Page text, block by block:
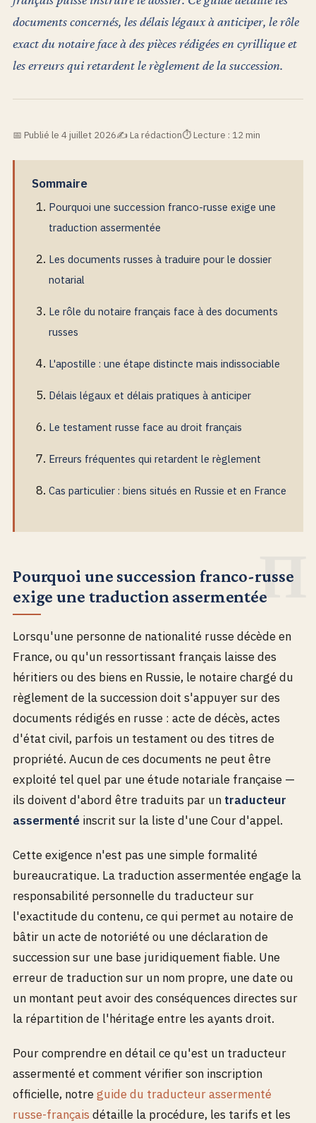
documents concernés, les délais légaux à anticiper, le rôle
exact du notaire face à des pièces rédigées en cyrillique et
les erreurs qui retardent le règlement de la succession.
Publié le 4 juillet 2026 La rédaction Lecture : 12 min
Sommaire
Pourquoi une succession franco-russe exige une
traduction assermentée
Les documents russes à traduire pour le dossier
notarial
Le rôle du notaire français face à des documents
russes
L'apostille : une étape distincte mais indissociable
Délais légaux et délais pratiques à anticiper
Le testament russe face au droit français
Erreurs fréquentes qui retardent le règlement
Cas particulier : biens situés en Russie et en France
Pourquoi une succession franco-russe
exige une traduction assermentée
Lorsqu'une personne de nationalité russe décède en
France, ou qu'un ressortissant français laisse des
héritiers ou des biens en Russie, le notaire chargé du
règlement de la succession doit s'appuyer sur des
documents rédigés en russe : acte de décès, actes
d'état civil, parfois un testament ou des titres de
propriété. Aucun de ces documents ne peut être
exploité tel quel par une étude notariale française —
ils doivent d'abord être traduits par un traducteur
assermentéinscrit sur la liste d'une Cour d'appel.
Cette exigence n'est pas une simple formalité
bureaucratique. La traduction assermentée engage la
responsabilité personnelle du traducteur sur
l'exactitude du contenu, ce qui permet au notaire de
bâtir un acte de notoriété ou une déclaration de
succession sur une base juridiquement fiable. Une
erreur de traduction sur un nom propre, une date ou
un montant peut avoir des conséquences directes sur
la répartition de l'héritage entre les ayants droit.
Pour comprendre en détail ce qu'est un traducteur
assermenté et comment vérifier son inscription
officielle, notreguide du traducteur assermenté
russe-français détaille la procédure, les tarifs et les